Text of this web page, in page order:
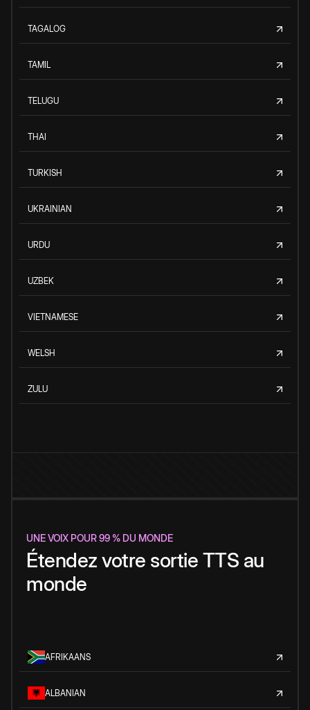
TAGALOG
TAMIL
TELUGU
THAI
TURKISH
UKRAINIAN
URDU
UZBEK
VIETNAMESE
WELSH
ZULU
UNE VOIX POUR 99 % DU MONDE
Étendez votre sortie TTS au
monde
AFRIKAANS
ALBANIAN